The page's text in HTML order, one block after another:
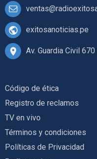
exitosanoticias.pe
Av. Guardia Civil
Código de ética
Registro de reclamos
TV en vivo
Términos y condiciones
Políticas de Privacidad